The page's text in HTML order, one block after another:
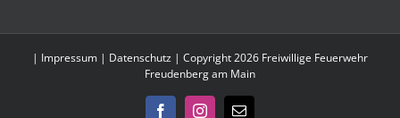
| Impressum | Datenschutz | Copyright 2026 Freiwillige Feuerwehr
Freudenberg am Main